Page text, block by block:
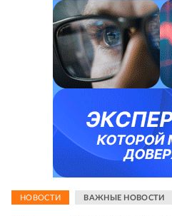
НОВОСТИ ВАЖНЫЕ НОВОСТИ